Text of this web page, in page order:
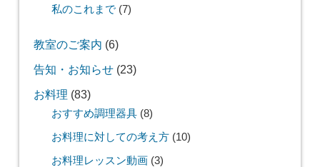
私のこれまで(7)
教室のご案内 (6)
告知・お知らせ(23)
お料理 (83)
おすすめ調理器具(8)
お料理に対しての考え方(10)
お料理レッスン動画(3)